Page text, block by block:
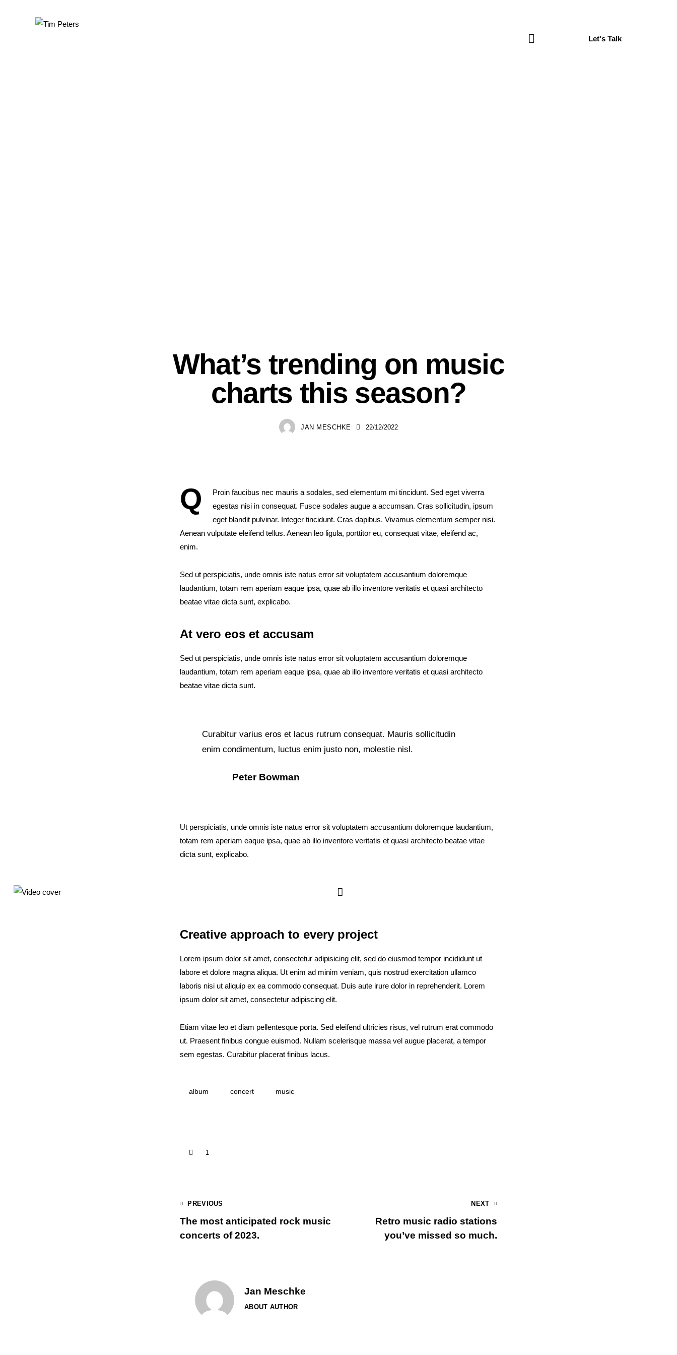
Let's Talk
What’s trending on music
charts this season?
JAN MESCHKE 22/12/2022
Q
Proin faucibus nec mauris a sodales, sed elementum mi tincidunt. Sed eget viverra
egestas nisi in consequat. Fusce sodales augue a accumsan. Cras sollicitudin, ipsum
eget blandit pulvinar. Integer tincidunt. Cras dapibus. Vivamus elementum semper nisi.
Aenean vulputate eleifend tellus. Aenean leo ligula, porttitor eu, consequat vitae, eleifend ac,
enim.
Sed ut perspiciatis, unde omnis iste natus error sit voluptatem accusantium doloremque
laudantium, totam rem aperiam eaque ipsa, quae ab illo inventore veritatis et quasi architecto
beatae vitae dicta sunt, explicabo.
At vero eos et accusam
Sed ut perspiciatis, unde omnis iste natus error sit voluptatem accusantium doloremque
laudantium, totam rem aperiam eaque ipsa, quae ab illo inventore veritatis et quasi architecto
beatae vitae dicta sunt.
Curabitur varius eros et lacus rutrum consequat. Mauris sollicitudin
enim condimentum, luctus enim justo non, molestie nisl.
Peter Bowman
Ut perspiciatis, unde omnis iste natus error sit voluptatem accusantium doloremque laudantium,
totam rem aperiam eaque ipsa, quae ab illo inventore veritatis et quasi architecto beatae vitae
dicta sunt, explicabo.
Creative approach to every project
Lorem ipsum dolor sit amet, consectetur adipisicing elit, sed do eiusmod tempor incididunt ut
labore et dolore magna aliqua. Ut enim ad minim veniam, quis nostrud exercitation ullamco
laboris nisi ut aliquip ex ea commodo consequat. Duis aute irure dolor in reprehenderit. Lorem
ipsum dolor sit amet, consectetur adipiscing elit.
Etiam vitae leo et diam pellentesque porta. Sed eleifend ultricies risus, vel rutrum erat commodo
ut. Praesent finibus congue euismod. Nullam scelerisque massa vel augue placerat, a tempor
sem egestas. Curabitur placerat finibus lacus.
album concert music
1
PREVIOUS
The most anticipated rock music
concerts of 2023.
NEXT
Retro music radio stations
you’ve missed so much.
Jan Meschke
ABOUT AUTHOR